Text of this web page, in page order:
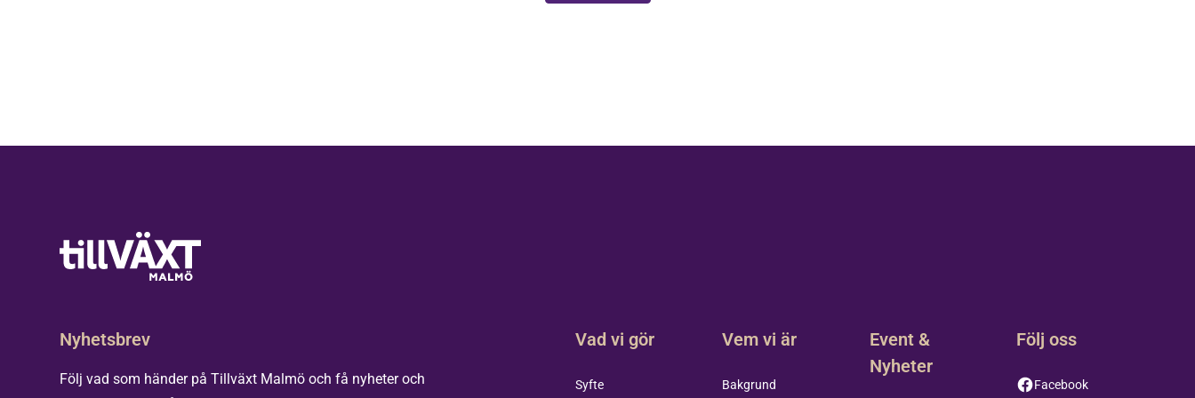
Nyhetsbrev
Följ vad som händer på Tillväxt Malmö och få nyheter och
Vad vi gör
Syfte
Vem vi är
Bakgrund
Event &
Nyheter
Följ oss
Facebook